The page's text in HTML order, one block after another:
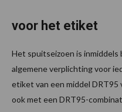
voor het etiket
Het spuitseizoen is inmiddels
algemene verplichting voor
etiket van een middel
ook met een DRT95-